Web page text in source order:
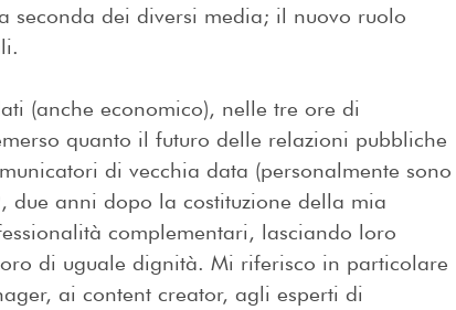
seconda dei diversi media; il nuovo ruolo
(anche economico), nelle tre ore di
quanto il futuro delle relazioni pubbliche
di vecchia data (personalmente sono
due anni dopo la costituzione della mia
complementari, lasciando loro
di uguale dignità. Mi riferisco in particolare
ai content creator, agli esperti di